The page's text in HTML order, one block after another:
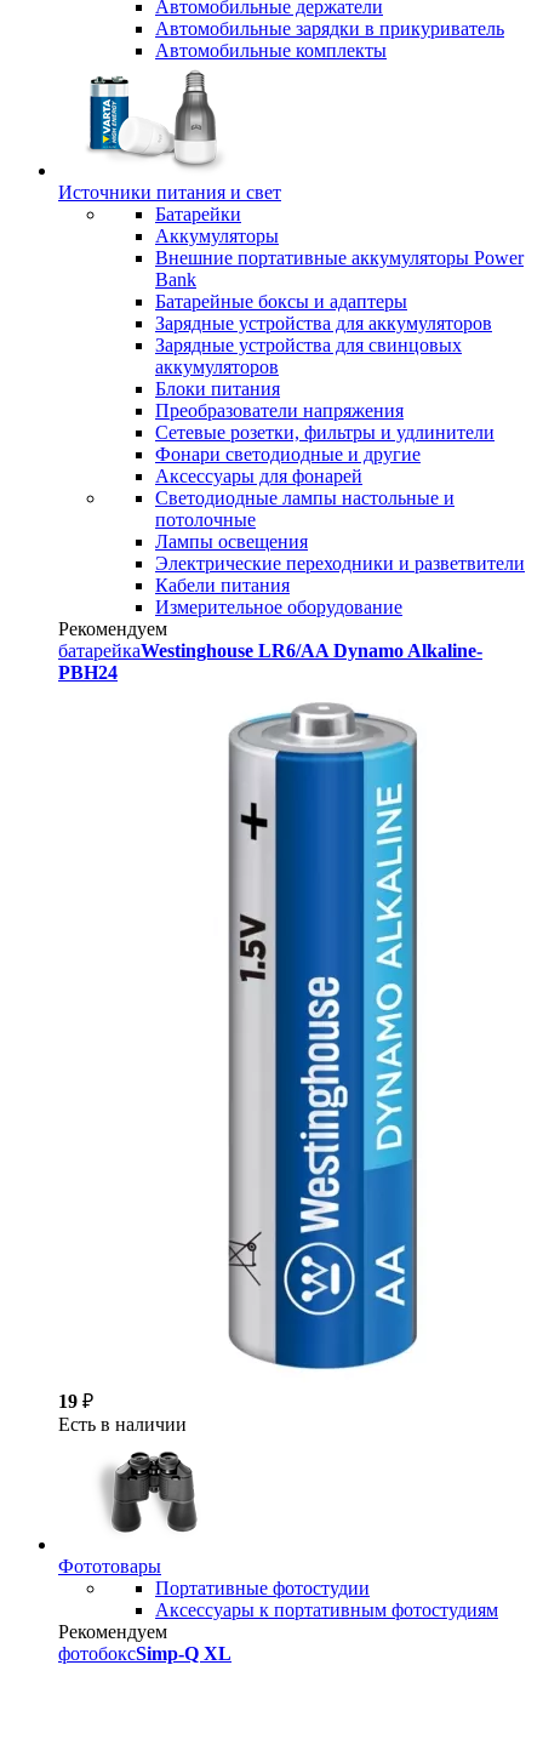
Автомобильные держатели
Автомобильные зарядки в прикуриватель
Автомобильные комплекты
Источники питания и свет
Батарейки
Аккумуляторы
Внешние портативные аккумуляторы Power
Bank
Батарейные боксы и адаптеры
Зарядные устройства для аккумуляторов
Зарядные устройства для свинцовых
аккумуляторов
Блоки питания
Преобразователи напряжения
Сетевые розетки, фильтры и удлинители
Фонари светодиодные и другие
Аксессуары для фонарей
Светодиодные лампы настольные и
потолочные
Лампы освещения
Электрические переходники и разветвители
Кабели питания
Измерительное оборудование
Рекомендуем
батарейкаWestinghouse LR6/AA Dynamo Alkaline-
PBH24
19 ₽
Есть в наличии
Фототовары
Портативные фотостудии
Аксессуары к портативным фотостудиям
Рекомендуем
фотобоксSimp-Q XL